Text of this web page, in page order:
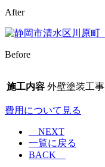
After
Before
施工内容 外壁塗装工事
費用について見る
NEXT
一覧に戻る
BACK